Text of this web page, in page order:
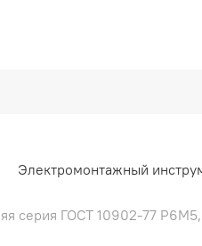
Электромонтажный
серия ГОСТ 10902-77